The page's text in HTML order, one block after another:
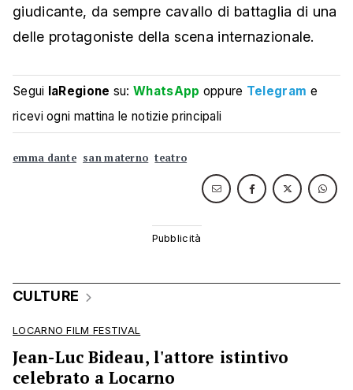
giudicante, da sempre cavallo di battaglia di una
delle protagoniste della scena internazionale.
Segui laRegione su:WhatsApp oppure Telegram e
ricevi ogni mattina le notizie principali
emma dante san materno teatro
CULTURE
LOCARNO FILM FESTIVAL
Jean-Luc Bideau, l'attore istintivo
celebrato a Locarno